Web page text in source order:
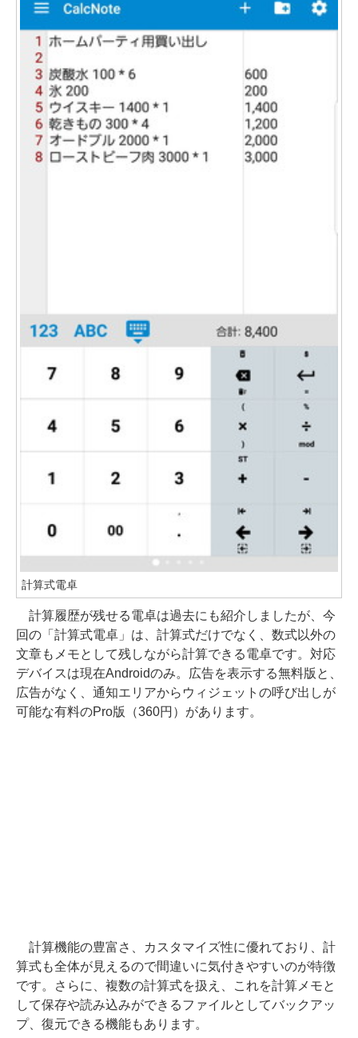
計算式電卓
計算履歴が残せる電卓は過去にも紹介しましたが、今
回の「計算式電卓」は、計算式だけでなく、数式以外の
文章もメモとして残しながら計算できる電卓です。対応
デバイスは現在Androidのみ。広告を表示する無料版と、
広告がなく、通知エリアからウィジェットの呼び出しが
可能な有料のPro版（360円）があります。
計算機能の豊富さ、カスタマイズ性に優れており、計
算式も全体が見えるので間違いに気付きやすいのが特徴
です。さらに、複数の計算式を扱え、これを計算メモと
して保存や読み込みができるファイルとしてバックアッ
プ、復元できる機能もあります。